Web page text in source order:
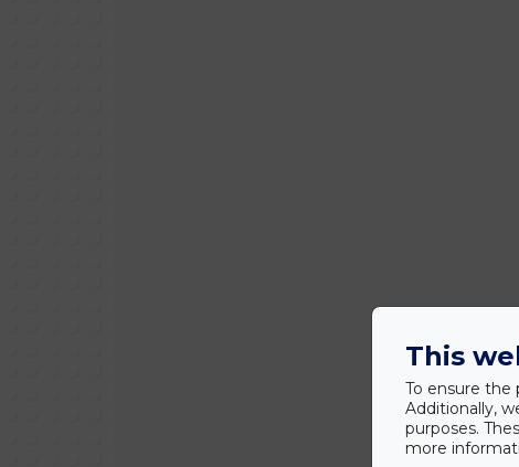
This
To ensure the
Additionally,
purposes.
more